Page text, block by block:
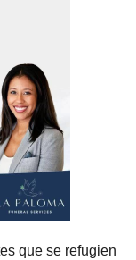
que se refugien